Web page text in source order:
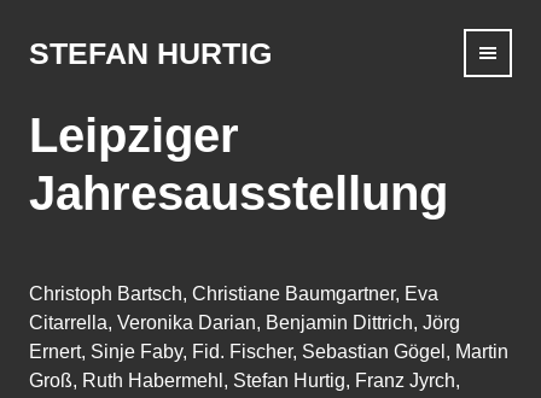
content
STEFAN HURTIG
Leipziger
Jahresausstellung
Christoph Bartsch, Christiane Baumgartner, Eva
Citarrella, Veronika Darian, Benjamin Dittrich, Jörg
Ernert, Sinje Faby, Fid. Fischer, Sebastian Gögel, Martin
Groß, Ruth Habermehl, Stefan Hurtig, Franz Jyrch,